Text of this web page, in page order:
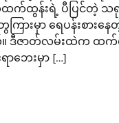
ထက်ထွန်းရဲ့ ပီပြင်တဲ့ သ
ြားမှာ ရေပန်းစား
။ ဒီဇာတ်လမ်းထဲက ထ
ာဘေးမှာ […]